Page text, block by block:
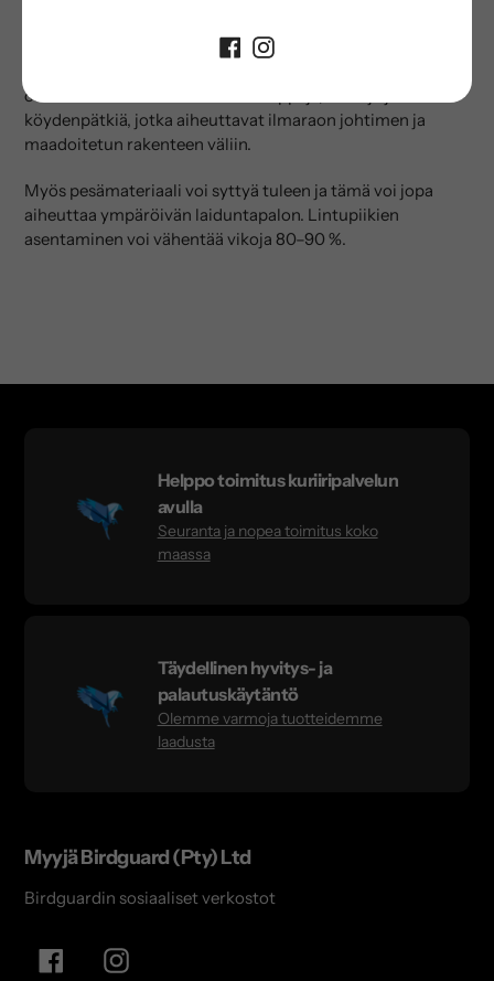
Linnut pesivät ja yöpyvät myös pylväsrakenteissa, mikä voi
olosuhteissa. Pesissä on suuria keppejä, lankoja ja
köydenpätkiä, jotka aiheuttavat ilmaraon johtimen ja
maadoitetun rakenteen väliin.
Myös pesämateriaali voi syttyä tuleen ja tämä voi jopa
aiheuttaa ympäröivän laiduntapalon. Lintupiikien
asentaminen voi vähentää vikoja 80–90 %.
Helppo toimitus kuriiripalvelun
avulla
Seuranta ja nopea toimitus koko
maassa
Täydellinen hyvitys- ja
palautuskäytäntö
Olemme varmoja tuotteidemme
laadusta
Myyjä Birdguard (Pty) Ltd
Birdguardin sosiaaliset verkostot
FacebookInstagram